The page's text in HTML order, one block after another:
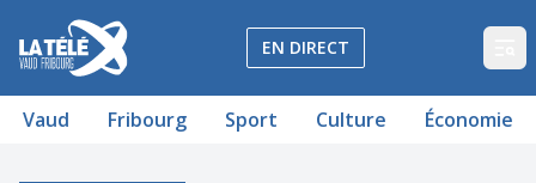
La Télé - Télévision régionale Vaud et Fribourg
EN DIRECT
Vaud Fribourg Sport Culture Économie